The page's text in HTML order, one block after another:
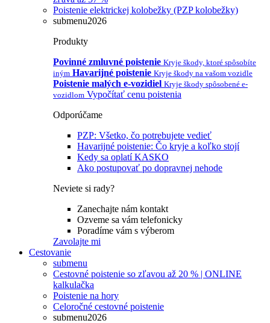
Poistenie elektrickej kolobežky (PZP kolobežky)
submenu2026
Produkty
Povinné zmluvné poistenie Kryje škody, ktoré spôsobíte
iným Havarijné poistenie Kryje škody na vašom vozidle
Poistenie malých e-vozidiel Kryje škody spôsobené e-
vozidlom Vypočítať cenu poistenia
Odporúčame
PZP: Všetko, čo potrebujete vedieť
Havarijné poistenie: Čo kryje a koľko stojí
Kedy sa oplatí KASKO
Ako postupovať po dopravnej nehode
Neviete si rady?
Zanechajte nám kontakt
Ozveme sa vám telefonicky
Poradíme vám s výberom
Zavolajte mi
Cestovanie
submenu
Cestovné poistenie so zľavou až 20 % | ONLINE
kalkulačka
Poistenie na hory
Celoročné cestovné poistenie
submenu2026